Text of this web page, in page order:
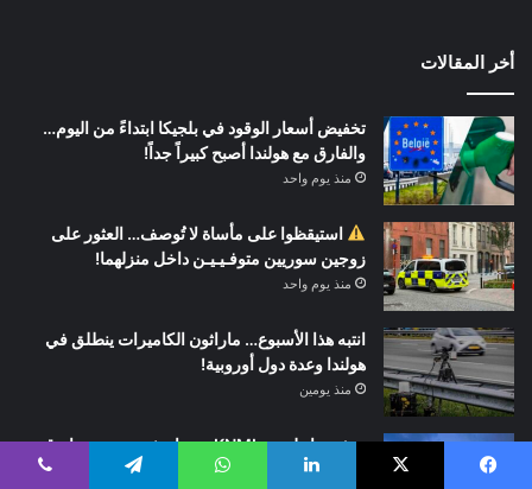
أخر المقالات
تخفيض أسعار الوقود في بلجيكا ابتداءً من اليوم…
والفارق مع هولندا أصبح كبيراً جداً!
منذ يوم واحد
استيقظوا على مأساة لا تُوصف… العثور على
زوجين سوريين متوفـيـيـن داخل منزلهما!
منذ يوم واحد
انتبه هذا الأسبوع… ماراثون الكاميرات ينطلق في
هولندا وعدة دول أوروبية!
منذ يومين
تحذير عاجل من KNMI… عواصف رعدية ورياح قوية
تضرب هذه المناطق الليلة!